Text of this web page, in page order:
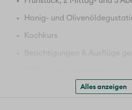
Honig- und
Kochkurs
Besichtigungen & Ausflüge
Deutsch sprechendeAlles anzeigen